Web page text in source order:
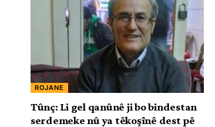
ROJANE
Tûnç: Li gel qanûnê ji bo bindestan
serdemeke nû ya têkoşînê dest pê